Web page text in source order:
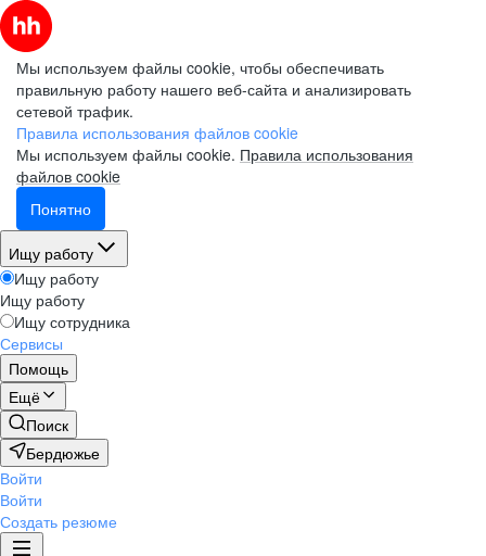
Мы используем файлы cookie, чтобы обеспечивать
правильную работу нашего веб-сайта и анализировать
сетевой трафик.
Правила использования файлов cookie
Мы используем файлы cookie. Правила использования
файлов cookie
Понятно
Ищу работу
Ищу работу
Ищу работу
Ищу сотрудника
Сервисы
Помощь
Ещё
Поиск
Бердюжье
Войти
Войти
Создать резюме